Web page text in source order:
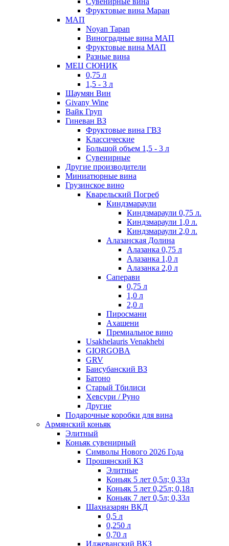
Фруктовые вина Маран
МАП
Noyan Tapan
Виноградные вина МАП
Фруктовые вина МАП
Разные вина
МЕЦ СЮНИК
0,75 л
1,5 - 3 л
Шаумян Вин
Givany Wine
Вайк Груп
Гиневан ВЗ
Фруктовые вина ГВЗ
Классические
Большой объем 1,5 - 3 л
Сувенирные
Другие производители
Миниатюрные вина
Грузинское вино
Кварельский Погреб
Киндзмараули
Киндзмараули 0,75 л.
Киндзмараули 1,0 л.
Киндзмараули 2,0 л.
Алазанская Долина
Алазанка 0,75 л
Алазанка 1,0 л
Алазанка 2,0 л
Саперави
0,75 л
1,0 л
2,0 л
Пиросмани
Ахашени
Премиальное вино
Usakhelauris Venakhebi
GIORGOBA
GRV
Баисубанский ВЗ
Батоно
Старый Тбилиси
Хевсури / Руно
Другие
Подарочные коробки для вина
Армянский коньяк
Элитный
Коньяк сувенирный
Символы Нового 2026 Года
Прошянский КЗ
Элитные
Коньяк 5 лет 0,5л; 0,33л
Коньяк 5 лет 0,25л; 0,18л
Коньяк 7 лет 0,5л; 0,33л
Шахназарян ВКД
0,5 л
0,250 л
0,70 л
Иджеванский ВКЗ